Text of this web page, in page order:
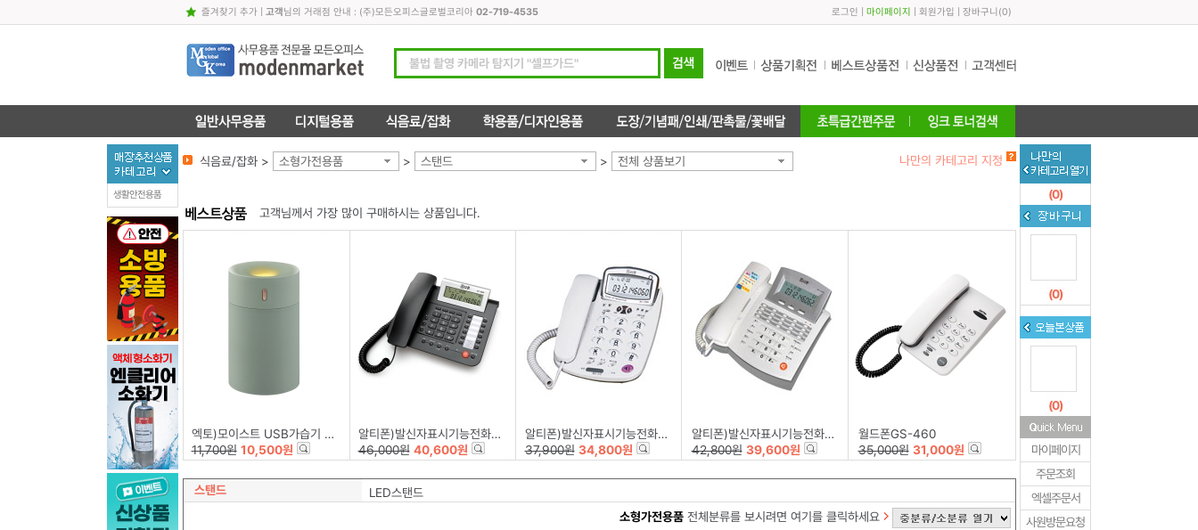
즐겨찾기 추가| 고객님의 거래점 안내 : (주)모든오피스글로벌코리아 02-719-4535 로그인 마이페이지 회원가입 장바구니 (0)
식음료/잡화 > 소형가전용품 > 스탠드 > 전체 상품보기 나만의 카테고리 지정
고객님께서 가장 많이 구매하시는 상품입니다.
엑토)모이스트 USB가습기 HMD-12
11,700원 10,500원
알티폰)발신자표시기능전화기RT-1600
46,000원 40,600원
알티폰)발신자표시기능전화기RT-1000
37,900원 34,800원
알티폰)발신자표시기능전화기RT-1500
42,800원 39,600원
월드폰GS-460
35,000원 31,000원
스탠드
LED스탠드
소형가전용품전체분류를 보시려면 여기를 클릭하세요
생활안전용품 (0)
(0)
(0)
마이페이지
주문조회
엑셀주문서
사원방문요청